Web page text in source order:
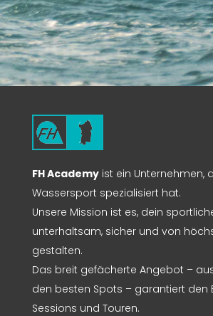
FH Academyist ein Unternehmen,
Wassersport spezialisiert hat.
Unsere Mission ist es, dein
unterhaltsam, sicher und von
gestalten.
Das breit gefächerte Angebot –
den besten Spots – garantiert den
Sessions und Touren.